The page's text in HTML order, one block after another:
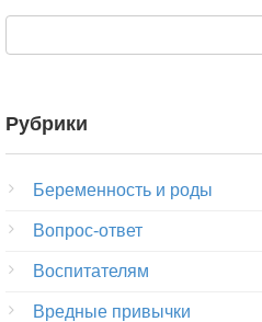
Рубрики
Беременность и роды
Вопрос-ответ
Воспитателям
Вредные привычки